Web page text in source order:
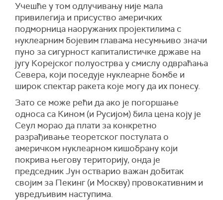
Учешће у том одлучивању није мала
привилегија и присуство америчких
подморница наоружаних пројектилима с
нуклеарним бојевим главама несумњиво значи
пуно за сигурност капиталистичке државе на
југу Корејског полуострва у смислу одвраћања
Севера, који поседује нуклеарне бомбе и
широк спектар ракета које могу да их понесу.
Зато се може рећи да ако је погоршање
односа са Кином (и Русијом) била цена коју је
Сеул морао да плати за конкретно
разрађивање теоретског постулата о
америчком нуклеарном кишобрану који
покрива његову територију, онда је
председник Јун остварио важан добитак
својим за Пекинг (и Москву) провокативним и
увредљивим наступима.